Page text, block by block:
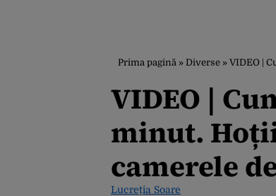
Prima pagină » Diverse » VIDEO |
VIDEO |
minut.
camerele
Lucreția Soare